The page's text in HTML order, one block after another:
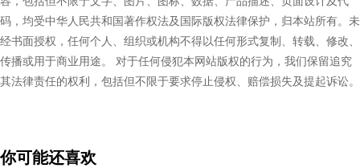
码，均受中华人民共和国著作权法及国际版权法律保护，归本站所有。未
经书面授权，任何个人、组织或机构不得以任何形式复制、转载、修改、
传播或用于商业用途。 对于任何侵犯本网站版权的行为，我们保留追究
其法律责任的权利，包括但不限于要求停止侵权、赔偿损失及提起诉讼。
你可能还喜欢